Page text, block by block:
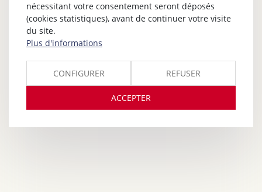
nécessitant votre consentement seront déposés
(cookies statistiques), avant de continuer votre visite
du site.
Plus d'informations
CONFIGURER REFUSER
ACCEPTER